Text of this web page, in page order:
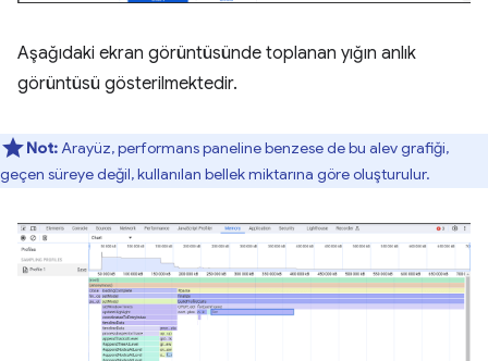
Aşağıdaki ekran görüntüsünde toplanan yığın anlık
görüntüsü gösterilmektedir.
Not:Arayüz, performans paneline benzese de bu alev grafiği,
geçen süreye değil, kullanılan bellek miktarına göre oluşturulur.